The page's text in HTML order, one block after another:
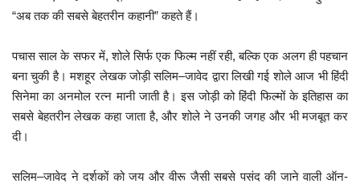
ज्योतिष
संस्कृति मंच
“अब तक की सबसे बेहतरीन कहानी” कहते हैं।
पचास साल के सफर में, शोले सिर्फ एक फिल्म नहीं रही, बल्कि एक अलग ही पहचान
बना चुकी है। मशहूर लेखक जोड़ी सलिम–जावेद द्वारा लिखी गई शोले आज भी हिंदी
सिनेमा का अनमोल रत्न मानी जाती है। इस जोड़ी को हिंदी फिल्मों के इतिहास का
सबसे बेहतरीन लेखक कहा जाता है, और शोले ने उनकी जगह और भी मजबूत कर
दी।
सलिम–जावेद ने दर्शकों को जय और वीरू जैसी सबसे पसंद की जाने वाली ऑन-